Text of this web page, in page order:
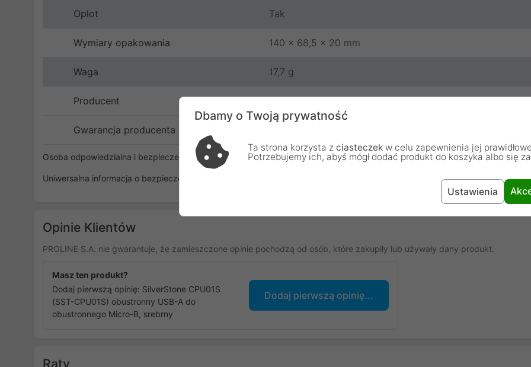
Oplot Tak
Wymiary opakowania 140 x 68,5 x 20 mm
Waga 17,7 g
Producent Silverstone
Gwarancja producenta
Osoba odpowiedzialna i bezpieczeństwo
Uniwersalna informacja o bezpieczeństwie
Opinie Klientów
PROLINE S.A. nie gwarantuje, że zamieszczone opinie pochodzą od osób, które zakupiły lub używały dany produkt.
Masz ten produkt?
Dodaj pierwszą opinię: SilverStone CPU01S
(SST-CPU01S) obustronny USB-A do
obustronnego Micro-B, srebrny
Dodaj pierwszą opinię...
Raty
Dbamy o Twoją prywatność
Ta strona korzysta z ciasteczek w celu zapewnienia jej
Potrzebujemy ich, abyś mógł dodać produkt do koszyka albo się
Ustawienia